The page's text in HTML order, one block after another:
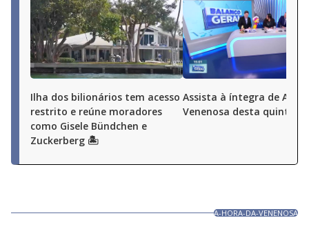
Ilha dos bilionários tem acesso
restrito e reúne moradores
como Gisele Bündchen e
Zuckerberg 🏝️
Assista à íntegra de A
Venenosa desta quinta (6)
A-HORA-DA-VENENOSA